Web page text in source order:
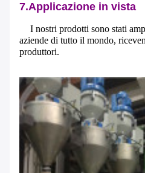
7.Applicazione in vista
I nostri prodotti sono stati
aziende di tutto il mondo,
produttori.